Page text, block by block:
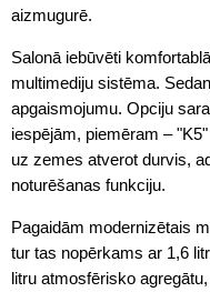
aizmugurē.
Salonā iebūvēti
multimediju sistēma.
apgaismojumu. Opciju
iespējām, piemēram –
uz zemes atverot durvis,
noturēšanas funkciju.
Pagaidām modernizētais
tur tas nopērkams ar 1,6
litru atmosfērisko